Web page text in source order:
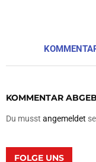
KOMMENTAR
Du musst angemeldet
FOLGE UNS